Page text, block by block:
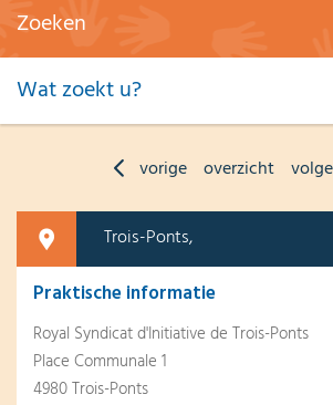
Zoeken
Wat zoekt u?
vorige overzicht
Trois-Ponts,
Praktische informatie
Royal Syndicat d'Initiative de Trois-Ponts
Place Communale 1
4980 Trois-Ponts